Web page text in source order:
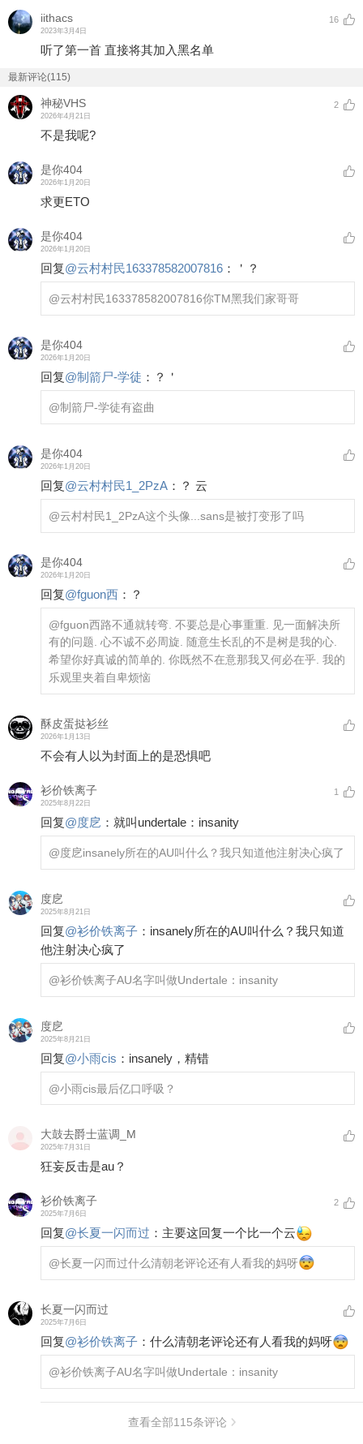
iithacs
2023年3月4日
16
听了第一首 直接将其加入黑名单
最新评论(115)
神秘VHS
2026年4月21日
2
不是我呢?
是你404
2026年1月20日
求更ETO
是你404
2026年1月20日
回复@云村村民163378582007816 ： ＇？
@云村村民163378582007816你TM黑我们家哥哥
是你404
2026年1月20日
回复@制箭尸-学徒 ： ？＇
@制箭尸-学徒有盗曲
是你404
2026年1月20日
回复@云村村民1_2PzA ： ？ 云
@云村村民1_2PzA这个头像...sans是被打变形了吗
是你404
2026年1月20日
回复@fguon西 ： ？
@fguon西路不通就转弯. 不要总是心事重重. 见一面解决所
有的问题. 心不诚不必周旋. 随意生长乱的不是树是我的心.
希望你好真诚的简单的. 你既然不在意那我又何必在乎. 我的
乐观里夹着自卑烦恼
酥皮蛋挞衫丝
2026年1月13日
不会有人以为封面上的是恐惧吧
衫价铁离子
2025年8月22日
1
回复@度戹 ： 就叫undertale：insanity
@度戹insanely所在的AU叫什么？我只知道他注射决心疯了
度戹
2025年8月21日
回复@衫价铁离子 ： insanely所在的AU叫什么？我只知道
他注射决心疯了
@衫价铁离子AU名字叫做Undertale：insanity
度戹
2025年8月21日
回复@小雨cis ： insanely，精错
@小雨cis最后亿口呼吸？
大鼓去爵士蓝调_M
2025年7月31日
狂妄反击是au？
衫价铁离子
2025年7月6日
2
回复@长夏一闪而过 ： 主要这回复一个比一个云
@长夏一闪而过什么清朝老评论还有人看我的妈呀
长夏一闪而过
2025年7月6日
回复@衫价铁离子 ： 什么清朝老评论还有人看我的妈呀
@衫价铁离子AU名字叫做Undertale：insanity
查看全部115条评论